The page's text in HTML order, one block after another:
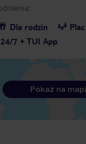
Dla rodzin
7 + TUI App
Pokaż na